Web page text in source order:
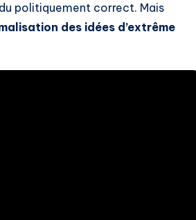
politiquement correct. Mais
des idées d’extrême